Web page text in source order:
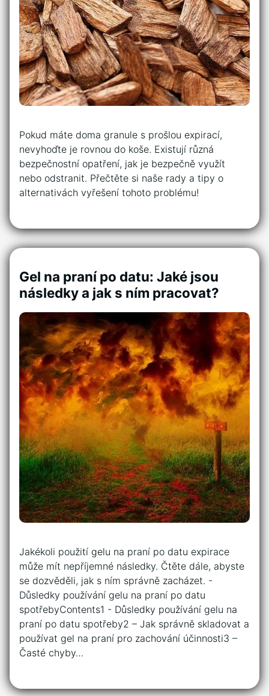
Pokud máte doma granule s prošlou expirací,
nevyhoďte je rovnou do koše. Existují různá
bezpečnostní opatření, jak je bezpečně využít
nebo odstranit. Přečtěte si naše rady a tipy o
alternativách vyřešení tohoto problému!
Gel na praní po datu: Jaké jsou
následky a jak s ním pracovat?
Jakékoli použití gelu na praní po ⁢datu expirace⁤
může mít nepříjemné⁢ následky. Čtěte‌ dále,⁢ abyste
⁢se dozvěděli, jak s ním správně zacházet. -‍
Důsledky používání gelu⁢ na ​praní po datu
spotřebyContents1 -‍ Důsledky používání gelu⁢ na ​
praní po datu spotřeby2 – Jak správně skladovat a
používat ​gel ⁤na ‌praní ‍pro ​zachování účinnosti3 –
Časté ⁢chyby…